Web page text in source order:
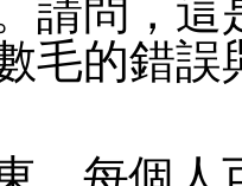
請問，這
毛的錯誤